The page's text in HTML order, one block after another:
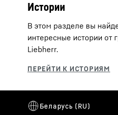
Истории
В этом разделе вы
интересные истории от
Liebherr.